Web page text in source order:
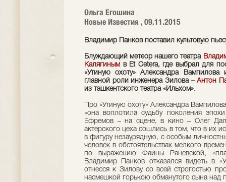
Ольга Егошина
Новые Известия , 09.11.2015
Владимир Панков поставил культовую
Блуждающий метеор нашего театра
Калягиным в Et Сetera, где выбрал для
«Утиную охоту» Александра
главной роли инженера Зилова –Антон
из ташкентского театра «Ильхом».
Про «Утиную охоту» Александра
«она воплотила судьбу поколения
Ефремов – на сцене, в кино – Олег
актерского цеха сошлись в том, что в их
в фигуру незаурядную, с особым
человек в обстоятельствах мелкого
по выражению Фаины Раневской,
Владимир Панков отказался видеть в
отнесся к Зилову со всей строгостью
насмешкой горькою обманутого сына над